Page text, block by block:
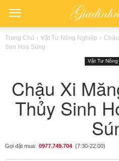
Trang Chủ Vật Tư Nông Nghiệp
Sen Hoa Súng
Vật Tư Nông
Chậu Xi
Thủy Sinh
Gọi đặt mua: 0977.749.704 (7:30-22:00)